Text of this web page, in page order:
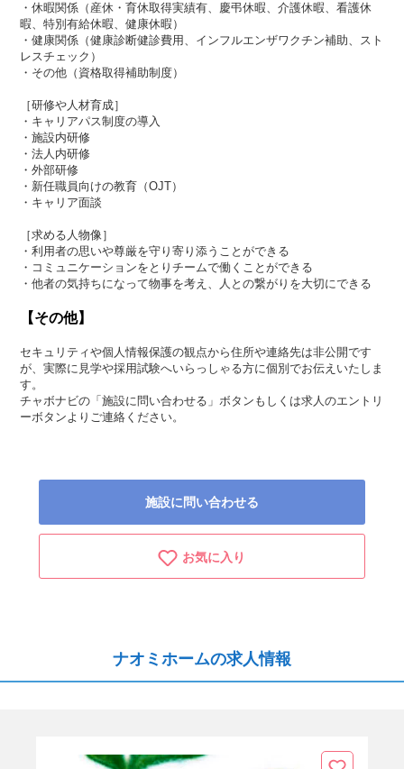
・休暇関係（産休・育休取得実績有、慶弔休暇​​、介護休暇、看護休
暇、特別有給休暇、健康休暇）
・健康関係（健康診断健診費用、インフルエンザワクチン補助、スト
レスチェック）
・その他（資格取得補助制度）
［研修や人材育成］
・キャリアパス制度の導入
・施設内研修
・法人内研修
・外部研修
・新任職員向けの教育（OJT）
・キャリア面談
［求める人物像］
・利用者の思いや尊厳を守り寄り添うことができる
・コミュニケーションをとりチームで働くことができる
・他者の気持ちになって物事を考え、人との繋がりを大切にできる
【その他】
セキュリティや個人情報保護の観点から住所や連絡先は非公開です
が、実際に見学や採用試験へいらっしゃる方に個別でお伝えいたしま
す。
チャボナビの「施設に問い合わせる」ボタンもしくは求人のエントリ
ーボタンよりご連絡ください。
施設に問い合わせる
お気に入り
ナオミホームの求人情報